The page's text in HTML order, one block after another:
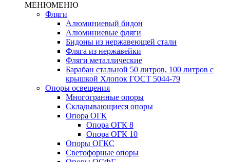
МЕНЮМЕНЮ
Фляги
Алюминиевый бидон
Алюминиевые фляги
Бидоны из нержавеющей стали
Фляга из нержавейки
Фляги металлические
Барабан стальной 50 литров, 100 литров с
крышкой Хлопок ГОСТ 5044-79
Опоры освещения
Многогранные опоры
Складывающиеся опоры
Опора ОГК
Опора ОГК 8
Опора ОГК 10
Опоры ОГКС
Светофорные опоры